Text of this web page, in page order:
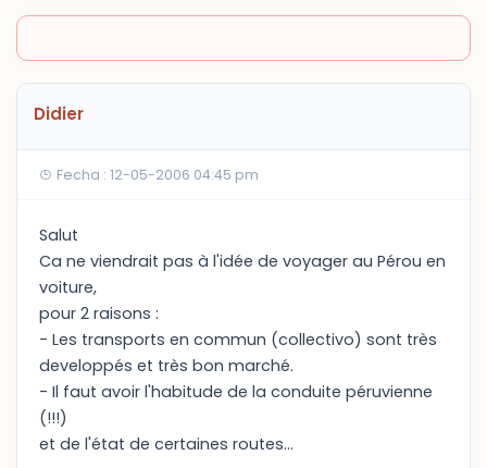
Didier
Fecha : 12-05-2006 04:45 pm
Salut
Ca ne viendrait pas à l'idée de voyager au Pérou en
voiture,
pour 2 raisons :
- Les transports en commun (collectivo) sont très
developpés et très bon marché.
- Il faut avoir l'habitude de la conduite péruvienne
(!!!)
et de l'état de certaines routes...